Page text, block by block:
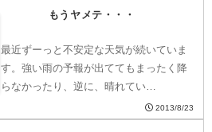
もうヤメテ・・・
最近ずーっと不安定な天気が続いていま
す。強い雨の予報が出ててもまったく降
らなかったり、逆に、晴れてい…
2013/8/23